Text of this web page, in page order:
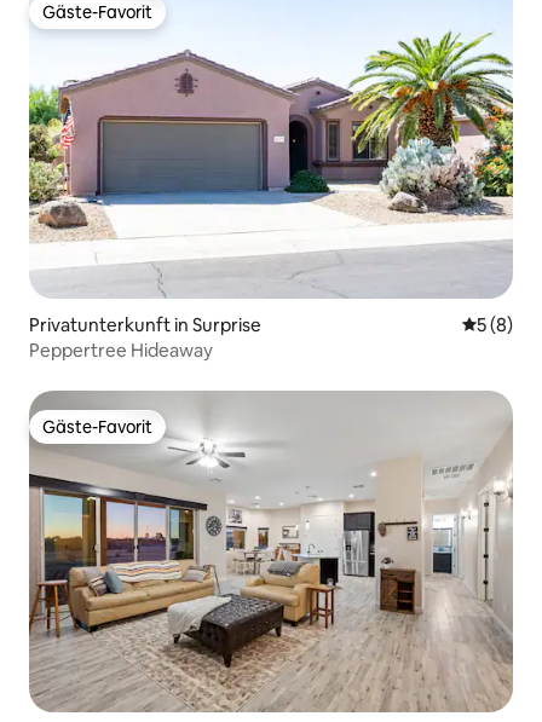
Gäste-Favorit
Gäste-Favorit
Privatunterkunft in Surprise
5 (8)
Peppertree Hideaway
Gäste-Favorit
Gäste-Favorit